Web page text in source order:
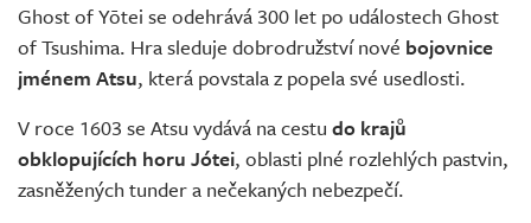
Ghost of Yōtei se odehrává 300 let po událostech Ghost
of Tsushima. Hra sleduje dobrodružství nové bojovnice
jménem Atsu, která povstala z popela své usedlosti.
V roce 1603 se Atsu vydává na cestu do krajů
obklopujících horu Jótei, oblasti plné rozlehlých pastvin,
zasněžených tunder a nečekaných nebezpečí.